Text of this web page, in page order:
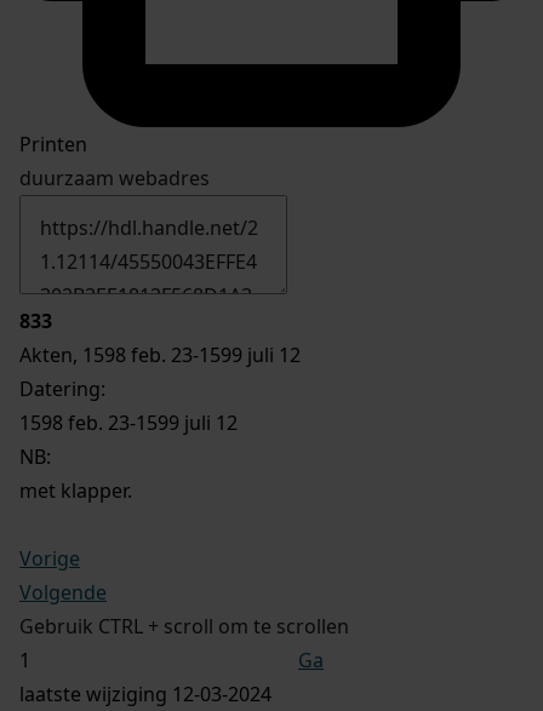
Printen
duurzaam webadres
833
Akten, 1598 feb. 23-1599 juli 12
Datering:
1598 feb. 23-1599 juli 12
NB:
met klapper.
Vorige
Volgende
Gebruik CTRL + scroll om te scrollen
Ga
laatste wijziging 12-03-2024